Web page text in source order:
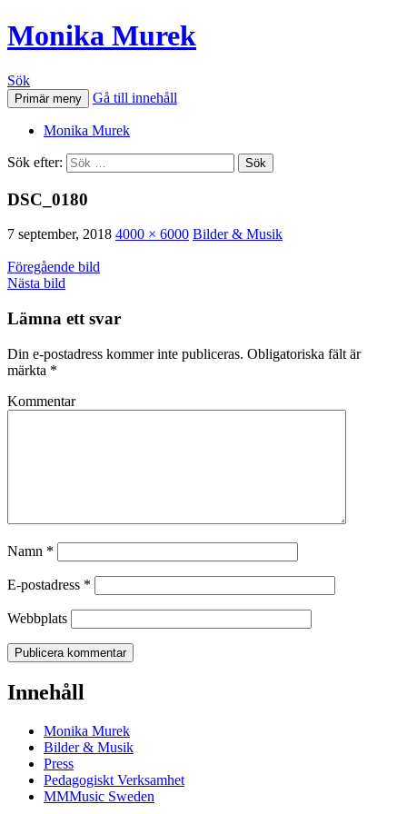
Monika Murek
Sök
Primär meny Gå till innehåll
Monika Murek
Sök efter:
DSC_0180
7 september, 2018 4000 × 6000 Bilder & Musik
Föregående bild
Nästa bild
Lämna ett svar
Din e-postadress kommer inte publiceras. Obligatoriska fält är
märkta *
Kommentar
Namn *
E-postadress *
Webbplats
Innehåll
Monika Murek
Bilder & Musik
Press
Pedagogiskt Verksamhet
MMMusic Sweden